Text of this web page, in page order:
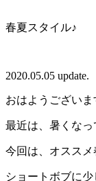
春夏スタイル♪
2020.05.05 update.
おはようございま
最近は、暑くな
今回は、オスス
ショートボブに